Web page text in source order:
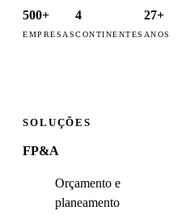
500+
EMPRESAS
4
CONTINENTES
27+
ANOS
SOLUÇÕES
FP&A
Orçamento e
planeamento